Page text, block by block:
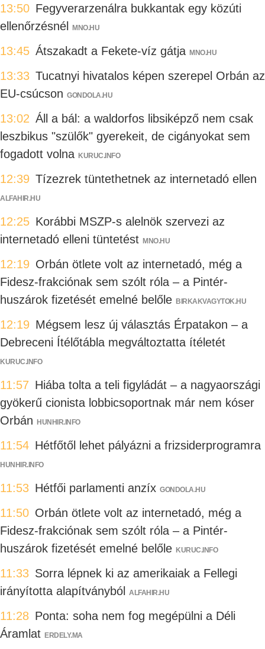
13:50 Fegyverarzenálra bukkantak egy közúti
ellenőrzésnél
MNO.HU
13:45 Átszakadt a Fekete-víz gátja MNO.HU
13:33 Tucatnyi hivatalos képen szerepel Orbán az
EU-csúcson GONDOLA.HU
13:02 Áll a bál: a waldorfos libsiképző nem csak
leszbikus "szülők" gyerekeit, de cigányokat sem
fogadott volna KURUC.INFO
12:39 Tízezrek tüntethetnek az internetadó ellen
ALFAHIR.HU
12:25 Korábbi MSZP-s alelnök szervezi az
internetadó elleni tüntetést MNO.HU
12:19 Orbán ötlete volt az internetadó, még a
Fidesz-frakciónak sem szólt róla – a Pintér-
huszárok fizetését emelné belőle BIRKAKVAGYTOK.HU
12:19 Mégsem lesz új választás Érpatakon – a
Debreceni Ítélőtábla megváltoztatta ítéletét
KURUC.INFO
11:57 Hiába tolta a teli figyládát – a nagyaországi
gyökerű cionista lobbicsoportnak már nem kóser
Orbán
HUNHIR.INFO
11:54 Hétfőtől lehet pályázni a frizsiderprogramra
HUNHIR.INFO
11:53 Hétfői parlamenti anzíx GONDOLA.HU
11:50 Orbán ötlete volt az internetadó, még a
Fidesz-frakciónak sem szólt róla – a Pintér-
huszárok fizetését emelné belőle KURUC.INFO
11:33 Sorra lépnek ki az amerikaiak a Fellegi
irányította alapítványból
ALFAHIR.HU
11:28 Ponta: soha nem fog megépülni a Déli
Áramlat ERDELY.MA